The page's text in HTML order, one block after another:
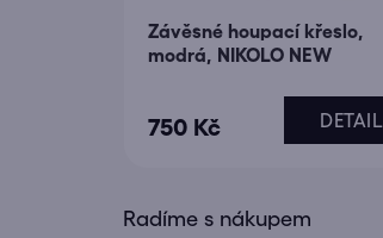
Závěsné houpací křeslo,
modrá, NIKOLO NEW
750 Kč DETAIL
Radíme s nákupem